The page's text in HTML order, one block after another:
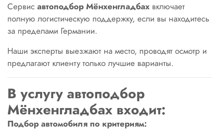
Сервис автоподбор Мёнхенгладбах включает
полную логистическую поддержку, если вы находитесь
за пределами Германии.
Наши эксперты выезжают на место, проводят осмотр и
предлагают клиенту только лучшие варианты.
В услугу автоподбор
Мёнхенгладбах входит:
Подбор автомобиля по критериям: